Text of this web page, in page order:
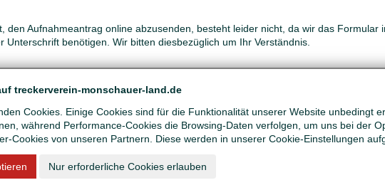
den Aufnahmeantrag online abzusenden, besteht leider nicht, da wir das Formular
Unterschrift benötigen. Wir bitten diesbezüglich um Ihr Verständnis.
...
Adresse senden
treckerverein-monschauer-land.de
Cookies. Einige Cookies sind für die Funktionalität unserer Website unbedingt
während Performance-Cookies die Browsing-Daten verfolgen, um uns bei der
Cookies von unseren Partnern. Diese werden in unserer Cookie-Einstellungen
Nur erforderliche Cookies erlauben